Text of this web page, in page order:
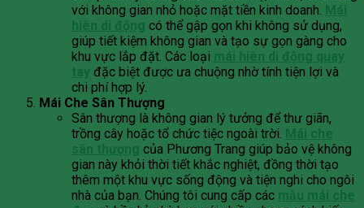
với không gian nhỏ hoặc mặt tiền kinh doanh. Mái
hiên di động có thể gập gọn khi không sử dụng,
giúp tiết kiệm không gian và tạo sự gọn gàng cho
khu vực lắp đặt. Các loại mái hiên di động quay
tay đặc biệt được ưa chuộng nhờ tính tiện lợi và
chi phí hợp lý.
Mái Che Sân Thượng
Sân thượng là không gian lý tưởng để thư giãn,
trồng cây hoặc tổ chức tiệc ngoài trời. Mái che
sân thượng của Phương Trang giúp bảo vệ không
gian này khỏi thời tiết khắc nghiệt, đồng thời tạo
thêm một khu vực sống động và tiện nghi cho ngôi
nhà của bạn. Chúng tôi cung cấp các mẫu mái che